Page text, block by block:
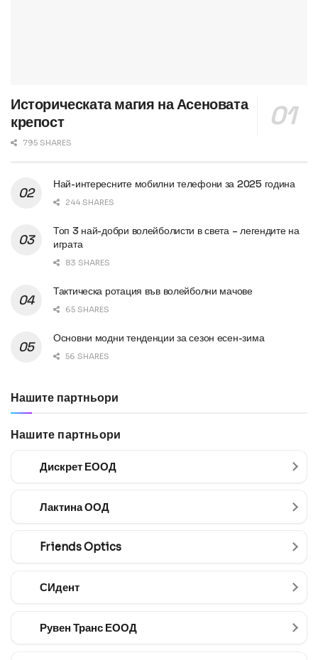
Историческата магия на Асеновата
крепост
795 SHARES
Най-интересните мобилни телефони за 2025 година
244 SHARES
Топ 3 най-добри волейболисти в света – легендите на
играта
83 SHARES
Тактическа ротация във волейболни мачове
65 SHARES
Основни модни тенденции за сезон есен-зима
56 SHARES
Нашите партньори
Нашите партньори
Дискрет ЕООД
Лактина ООД
Friends Optics
СИдент
Рувен Транс ЕООД